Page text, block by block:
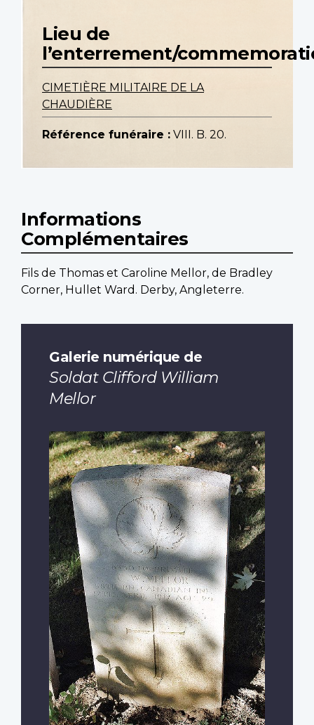
Lieu de
l’enterrement/
CIMETIÈRE MILITAIRE DE LA
CHAUDIÈRE
Référence funéraire : VIII. B. 20.
Informations
Complémentaires
Fils de Thomas et Caroline Mellor, de Bradley
Corner, Hullet Ward. Derby, Angleterre.
Galerie numérique de
Soldat Clifford William
Mellor